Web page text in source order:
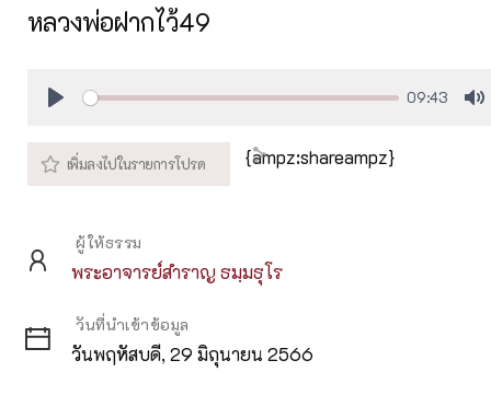
หลวงพ่อฝากไว้49
09:43
{ampz:shareampz}
ผู้ให้ธรรม
พระอาจารย์สำราญ ธมฺมธุโร
วันที่นำเข้าข้อมูล
วันพฤหัสบดี, 29 มิถุนายน 2566